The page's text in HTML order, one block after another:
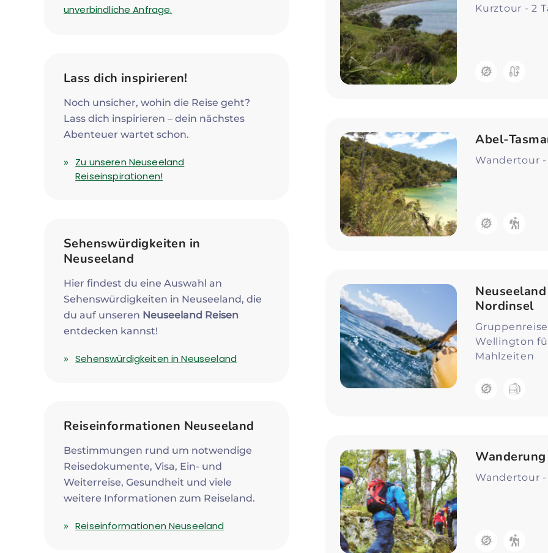
Kurztour - 2
Abel-
Wandertour -
Nordinsel
Wellington
Mahlzeiten
Wandertour -
unverbindliche Anfrage.
Lass dich inspirieren!
Noch unsicher, wohin die Reise geht?
Lass dich inspirieren – dein nächstes
Abenteuer wartet schon.
Zu unseren Neuseeland
Reiseinspirationen!
Sehenswürdigkeiten in
Neuseeland
Hier findest du eine Auswahl an
Sehenswürdigkeiten in Neuseeland, die
du auf unseren Neuseeland Reisen
entdecken kannst!
Sehenswürdigkeiten in Neuseeland
Reiseinformationen Neuseeland
Bestimmungen rund um notwendige
Reisedokumente, Visa, Ein- und
Weiterreise, Gesundheit und viele
weitere Informationen zum Reiseland.
Reiseinformationen Neuseeland